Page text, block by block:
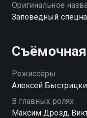
хорошем HD
Оригинальное
Заповедный
Режиссёры
Алексей
В главных ролях
Максим Дрозд,